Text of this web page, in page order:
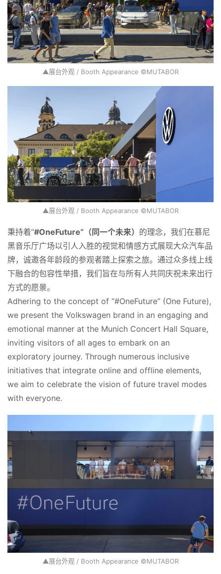
▲展台外观 / Booth Appearance ©MUTABOR
▲展台外观 / Booth Appearance ©MUTABOR
秉持着“#OneFuture”（同一个未来） 的理念，我们在慕尼
黑音乐厅广场以引人入胜的视觉和情感方式展现大众汽车品
牌，诚邀各年龄段的参观者踏上探索之旅。通过众多线上线
下融合的包容性举措，我们旨在与所有人共同庆祝未来出行
方式的愿景。
Adhering to the concept of “#OneFuture” (One Future),
we present the Volkswagen brand in an engaging and
emotional manner at the Munich Concert Hall Square,
inviting visitors of all ages to embark on an
exploratory journey. Through numerous inclusive
initiatives that integrate online and offline elements,
we aim to celebrate the vision of future travel modes
with everyone.
▲展台外观 / Booth Appearance ©MUTABOR